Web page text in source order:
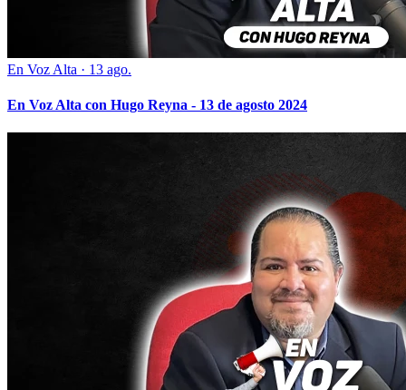
En Voz Alta · 13 ago.
En Voz Alta con Hugo Reyna - 13 de agosto 2024